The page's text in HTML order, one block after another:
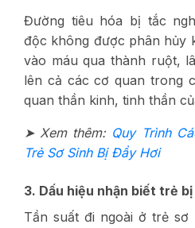
Đường tiêu hóa bị tắc
độc không được phân hủy
vào máu qua thành ruột,
lên cả các cơ quan trong
quan thần kinh, tinh thần
➤ Xem thêm: Quy Trình
Trẻ Sơ Sinh Bị Đầy Hơi
3. Dấu hiệu nhận biết trẻ
Tần suất đi ngoài ở trẻ